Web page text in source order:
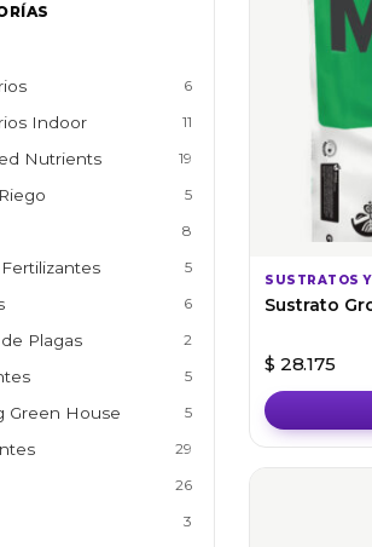
6
Indoor 11
Nutrients 19
5
8
5
6
Plagas 2
5
Green House 5
29
26
3
SUSTRATOS
Sustrato
$ 28.175